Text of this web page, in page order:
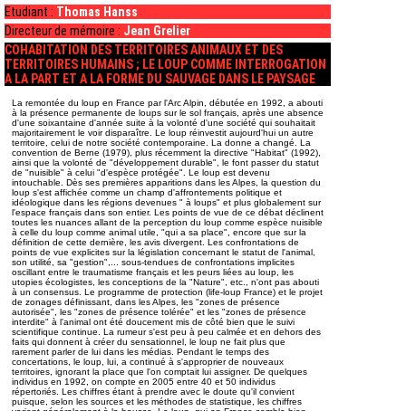
Etudiant : Thomas Hanss
Directeur de mémoire : Jean Grelier
COHABITATION DES TERRITOIRES ANIMAUX ET DES
TERRITOIRES HUMAINS ; LE LOUP COMME INTERROGATION
A LA PART ET A LA FORME DU SAUVAGE DANS LE PAYSAGE
La remontée du loup en France par l'Arc Alpin, débutée en 1992, a abouti
à la présence permanente de loups sur le sol français, après une absence
d'une soixantaine d'année suite à la volonté d'une société qui souhaitait
majoritairement le voir disparaître. Le loup réinvestit aujourd'hui un autre
territoire, celui de notre société contemporaine. La donne a changé. La
convention de Berne (1979), plus récemment la directive "Habitat" (1992),
ainsi que la volonté de "développement durable", le font passer du statut
de "nuisible" à celui "d'espèce protégée". Le loup est devenu
intouchable. Dès ses premières apparitions dans les Alpes, la question du
loup s'est affichée comme un champ d'affrontements politique et
idéologique dans les régions devenues " à loups" et plus globalement sur
l'espace français dans son entier. Les points de vue de ce débat déclinent
toutes les nuances allant de la perception du loup comme espèce nuisible
à celle du loup comme animal utile, "qui a sa place", encore que sur la
définition de cette dernière, les avis divergent. Les confrontations de
points de vue explicites sur la législation concernant le statut de l'animal,
son utilité, sa "gestion",... sous-tendues de confrontations implicites
oscillant entre le traumatisme français et les peurs liées au loup, les
utopies écologistes, les conceptions de la "Nature", etc., n'ont pas abouti
à un consensus. Le programme de protection (life-loup France) et le projet
de zonages définissant, dans les Alpes, les "zones de présence
autorisée", les "zones de présence tolérée" et les "zones de présence
interdite" à l'animal ont été doucement mis de côté bien que le suivi
scientifique continue. La rumeur s'est peu à peu calmée et en dehors des
faits qui donnent à créer du sensationnel, le loup ne fait plus que
rarement parler de lui dans les médias. Pendant le temps des
concertations, le loup, lui, a continué à s'approprier de nouveaux
territoires, ignorant la place que l'on comptait lui assigner. De quelques
individus en 1992, on compte en 2005 entre 40 et 50 individus
répertoriés. Les chiffres étant à prendre avec le doute qu'il convient
puisque, selon les sources et les méthodes de statistique, les chiffres